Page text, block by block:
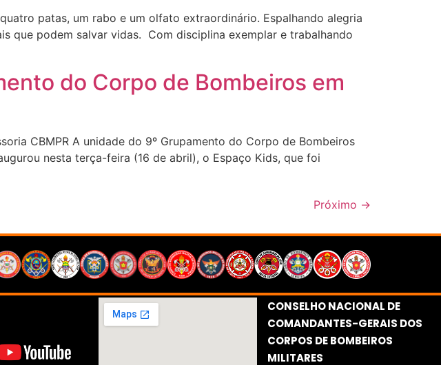
patas, um rabo e um olfato extraordinário. Espalhando alegria
que podem salvar vidas. Com disciplina exemplar e trabalhando
do Corpo de Bombeiros em
CBMPR A unidade do 9º Grupamento do Corpo de Bombeiros
nesta terça-feira (16 de abril), o Espaço Kids, que foi
Próximo →
CONSELHO NACIONAL DE
COMANDANTES-GERAIS DOS
CORPOS DE BOMBEIROS
MILITARES​